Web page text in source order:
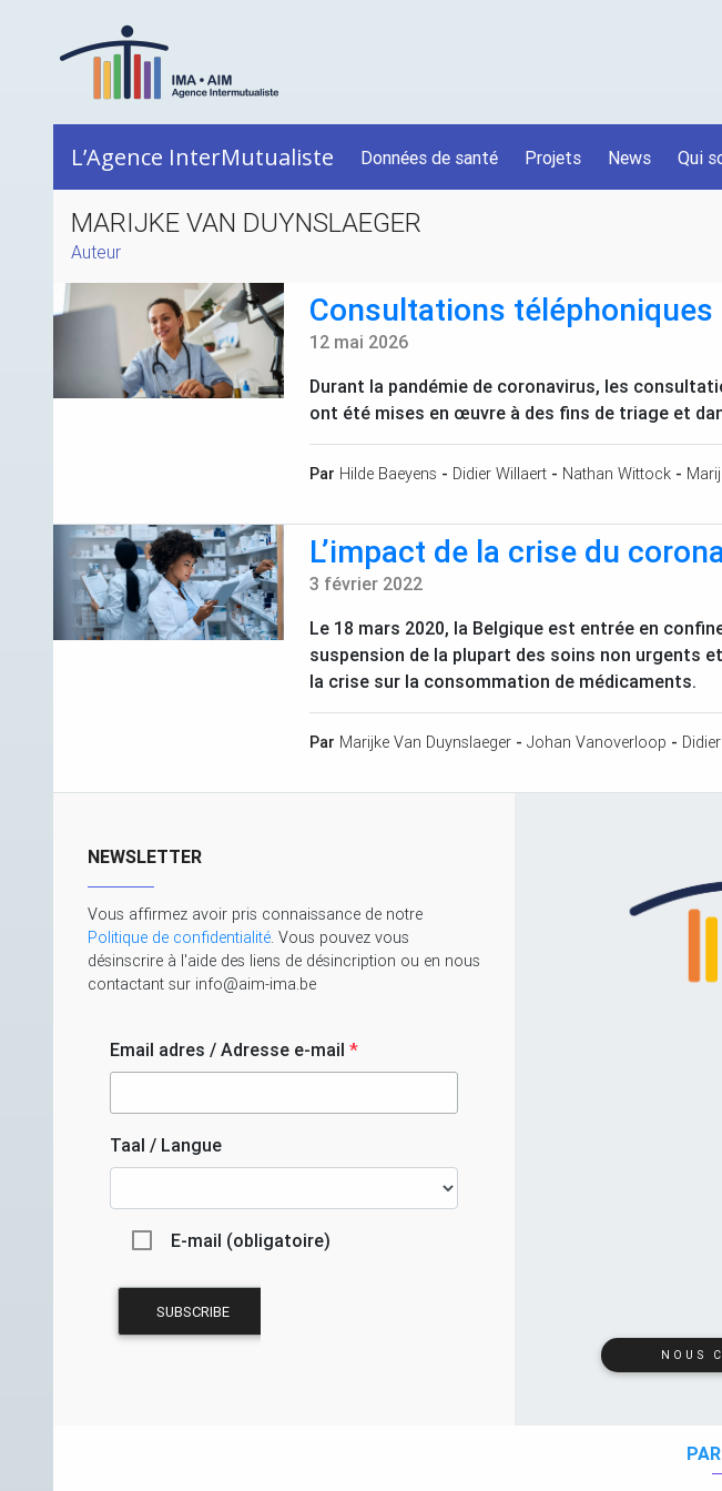
L’Agence InterMutualiste Données de santé Projets News Qui
MARIJKE VAN DUYNSLAEGER
Auteur
Consultations
12 mai 2026
Durant la pandémie de coronavirus, les
ont été mises en œuvre à des fins de triage et
Par Hilde Baeyens - Didier Willaert - Nathan Wittock -
L’impact de la crise du
3 février 2022
Le 18 mars 2020, la Belgique est entrée en
suspension de la plupart des soins non urgents
la crise sur la consommation de médicaments.
Par Marijke Van Duynslaeger - Johan Vanoverloop -
NEWSLETTER
Vous affirmez avoir pris connaissance de notre
Politique de confidentialité. Vous pouvez vous
désinscrire à l'aide des liens de désincription ou en nous
contactant sur info@aim-ima.be
Email adres / Adresse e-mail *
Taal / Langue
E-mail (obligatoire)
NOUS